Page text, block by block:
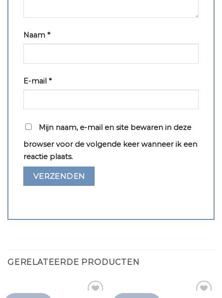
Naam *
E-mail *
Mijn naam, e-mail en site bewaren in deze
browser voor de volgende keer wanneer ik een
reactie plaats.
GERELATEERDE PRODUCTEN